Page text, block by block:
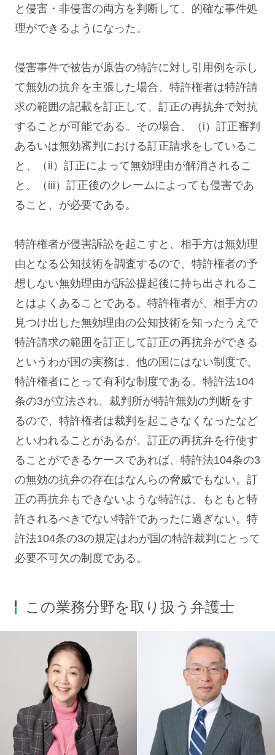
と侵害・非侵害の両方を判断して、的確な事件処
理ができるようになった。
侵害事件で被告が原告の特許に対し引用例を示し
て無効の抗弁を主張した場合、特許権者は特許請
求の範囲の記載を訂正して、訂正の再抗弁で対抗
することが可能である。その場合、（i）訂正審判
あるいは無効審判における訂正請求をしているこ
と、（ii）訂正によって無効理由が解消されるこ
と、（iii）訂正後のクレームによっても侵害であ
ること、が必要である。
特許権者が侵害訴訟を起こすと、相手方は無効理
由となる公知技術を調査するので、特許権者の予
想しない無効理由が訴訟提起後に持ち出されるこ
とはよくあることである。特許権者が、相手方の
見つけ出した無効理由の公知技術を知ったうえで
特許請求の範囲を訂正して訂正の再抗弁ができる
というわが国の実務は、他の国にはない制度で、
特許権者にとって有利な制度である。特許法104
条の3が立法され、裁判所が特許無効の判断をす
るので、特許権者は裁判を起こさなくなったなど
といわれることがあるが、訂正の再抗弁を行使す
ることができるケースであれば、特許法104条の3
の無効の抗弁の存在はなんらの脅威でもない。訂
正の再抗弁もできないような特許は、もともと特
許されるべきでない特許であったに過ぎない。特
許法104条の3の規定はわが国の特許裁判にとって
必要不可欠の制度である。
この業務分野を取り扱う弁護士